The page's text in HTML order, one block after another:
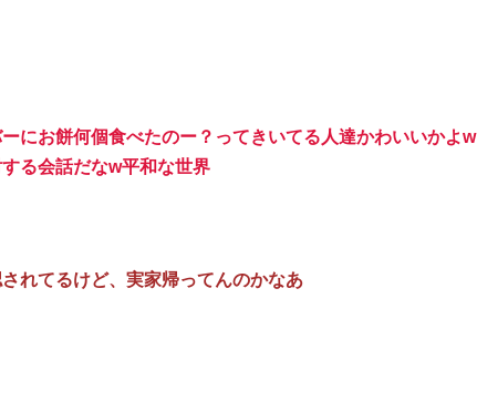
にお餅何個食べたのー？ってきいてる人達かわいいかよw
る会話だなw平和な世界
れてるけど、実家帰ってんのかなあ